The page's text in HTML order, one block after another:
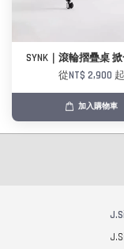
SYNK｜滾輪摺疊桌
從NT$ 2,900 起
加入購物車